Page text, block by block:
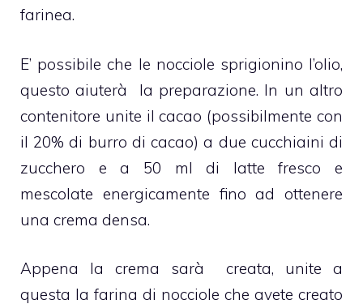
farinea.
E’ possibile che le nocciole sprigionino l’olio,
questo aiuterà la preparazione. In un altro
contenitore unite il cacao (possibilmente con
il 20% di burro di cacao) a due cucchiaini di
zucchero e a 50 ml di latte fresco e
mescolate energicamente fino ad ottenere
una crema densa.
Appena la crema sarà creata, unite a
questa la farina di nocciole che avete creato